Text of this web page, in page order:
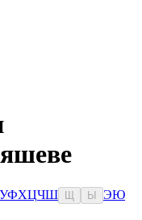
УФХЦЧШ Ы ЭЮ